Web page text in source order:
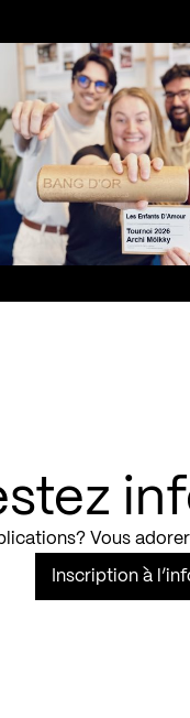
Vous
Inscription à